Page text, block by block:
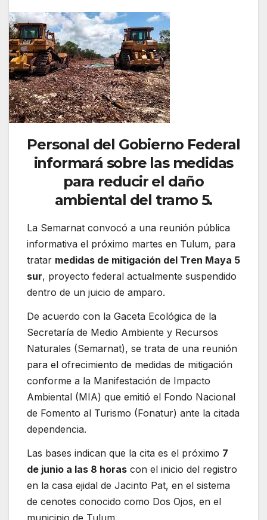
Personal del Gobierno Federal
informará sobre las medidas
para reducir el daño
ambiental del tramo 5.
La Semarnat convocó a una reunión pública
informativa el próximo martes en Tulum, para
tratar medidas de mitigación del Tren Maya 5
sur, proyecto federal actualmente suspendido
dentro de un juicio de amparo.
De acuerdo con la Gaceta Ecológica de la
Secretaría de Medio Ambiente y Recursos
Naturales (Semarnat), se trata de una reunión
para el ofrecimiento de medidas de mitigación
conforme a la Manifestación de Impacto
Ambiental (MIA) que emitió el Fondo Nacional
de Fomento al Turismo (Fonatur) ante la citada
dependencia.
Las bases indican que la cita es el próximo 7
de junio a las 8 horas con el inicio del registro
en la casa ejidal de Jacinto Pat, en el sistema
de cenotes conocido como Dos Ojos, en el
municipio de Tulum.